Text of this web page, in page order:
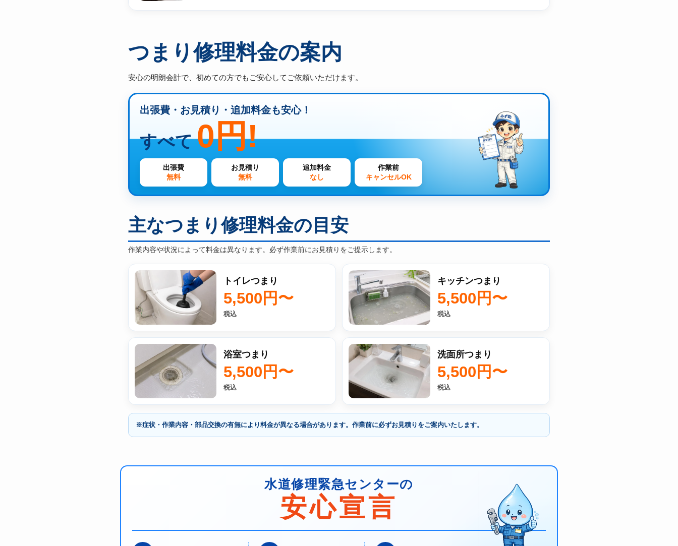
つまり修理料金の案内
安心の明朗会計で、初めての方でもご安心してご依頼いただけます。
出張費・お見積り・追加料金も安心！
すべて 0円!
出張費
無料
お見積り
無料
追加料金
なし
作業前
キャンセルOK
主なつまり修理料金の目安
作業内容や状況によって料金は異なります。必ず作業前にお見積りをご提示します。
トイレつまり
5,500円〜
税込
キッチンつまり
5,500円〜
税込
浴室つまり
5,500円〜
税込
洗面所つまり
5,500円〜
税込
※症状・作業内容・部品交換の有無により料金が異なる場合があります。作業前に必ずお見積りをご案内いたします。
水道修理緊急センターの
安心宣言